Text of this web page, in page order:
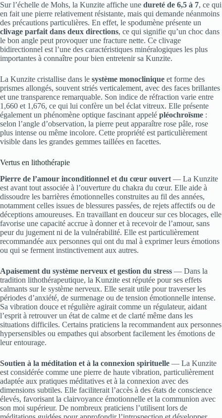
Sur l’échelle de Mohs, la Kunzite affiche une dureté de 6,5 à 7, ce qui
en fait une pierre relativement résistante, mais qui demande néanmoins
des précautions particulières. En effet, le spodumène présente un
clivage parfait dans deux directions, ce qui signifie qu’un choc dans
le bon angle peut provoquer une fracture nette. Ce clivage
bidirectionnel est l’une des caractéristiques minéralogiques les plus
importantes à connaître pour bien entretenir sa Kunzite.
La Kunzite cristallise dans le système monoclinique et forme des
prismes allongés, souvent striés verticalement, avec des faces brillantes
et une transparence remarquable. Son indice de réfraction varie entre
1,660 et 1,676, ce qui lui confère un bel éclat vitreux. Elle présente
également un phénomène optique fascinant appelé pléochroïsme :
selon l’angle d’observation, la pierre peut apparaître rose pâle, rose
plus intense ou même incolore. Cette propriété est particulièrement
visible dans les grandes gemmes taillées en facettes.
Vertus en lithothérapie
Pierre de l’amour inconditionnel et du cœur ouvert — La Kunzite
est avant tout associée à l’ouverture du chakra du cœur. Elle aide à
dissoudre les barrières émotionnelles construites au fil des années,
notamment celles issues de blessures passées, de rejets affectifs ou de
déceptions amoureuses. En travaillant en douceur sur ces blocages, elle
favorise une capacité accrue à donner et à recevoir de l’amour, sans
peur du jugement ni de la vulnérabilité. Elle est particulièrement
recommandée aux personnes qui ont du mal à exprimer leurs émotions
ou qui se ferment instinctivement aux autres.
Apaisement du système nerveux et gestion du stress — Dans la
tradition lithothérapeutique, la Kunzite est réputée pour ses effets
calmants sur le système nerveux. Elle serait utile pour traverser les
périodes d’anxiété, de surmenage ou de tension émotionnelle intense.
Sa vibration douce et régulière agirait comme un régulateur, aidant
l’esprit à retrouver un état de calme et de clarté même dans les
situations difficiles. Certains praticiens la recommandent aux personnes
hypersensibles ou empathes qui absorbent facilement les émotions de
leur entourage.
Soutien à la méditation et à la connexion spirituelle — La Kunzite
est considérée comme une pierre de haute vibration, particulièrement
adaptée aux pratiques méditatives et à la connexion avec des
dimensions subtiles. Elle faciliterait l’accès à des états de conscience
élevés, favorisant la clairvoyance émotionnelle et la communion avec
son moi supérieur. De nombreux praticiens l’utilisent lors de